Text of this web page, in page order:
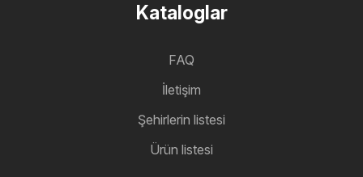
Kataloglar
FAQ
İletişim
Şehirlerin listesi
Ürün listesi